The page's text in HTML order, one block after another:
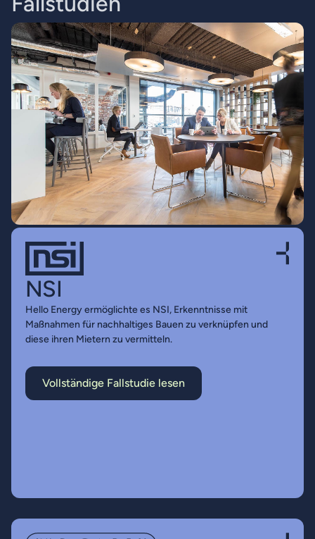
NSI
Hello Energy ermöglichte es NSI, Erkenntnisse mit
Maßnahmen für nachhaltiges Bauen zu verknüpfen und
diese ihren Mietern zu vermitteln.
Vollständige Fallstudie lesen